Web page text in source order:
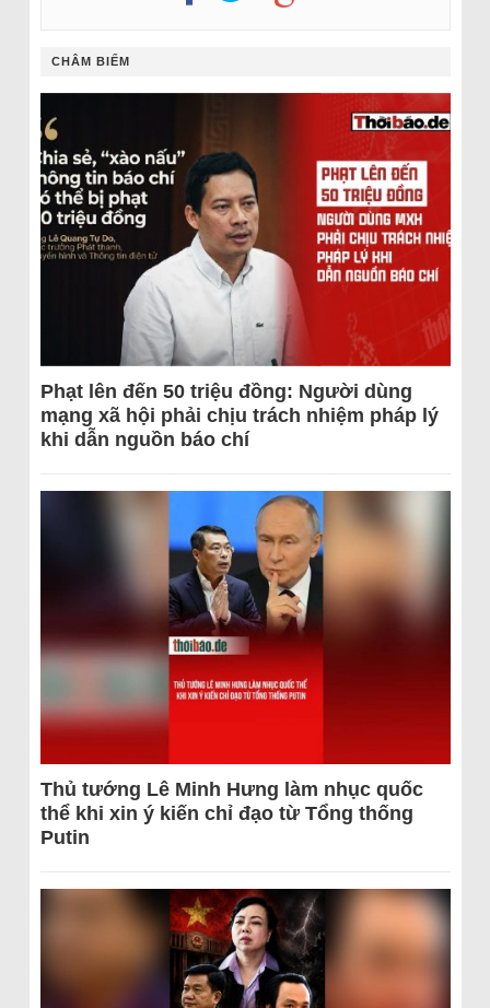
CHÂM BIẾM
Phạt lên đến 50 triệu đồng: Người dùng
mạng xã hội phải chịu trách nhiệm pháp lý
khi dẫn nguồn báo chí
Thủ tướng Lê Minh Hưng làm nhục quốc
thể khi xin ý kiến chỉ đạo từ Tổng thống
Putin